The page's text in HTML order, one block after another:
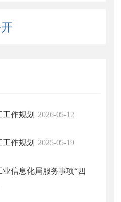
工作规划 2026-05-12
工作规划 2025-05-19
信息化局服务事项“四